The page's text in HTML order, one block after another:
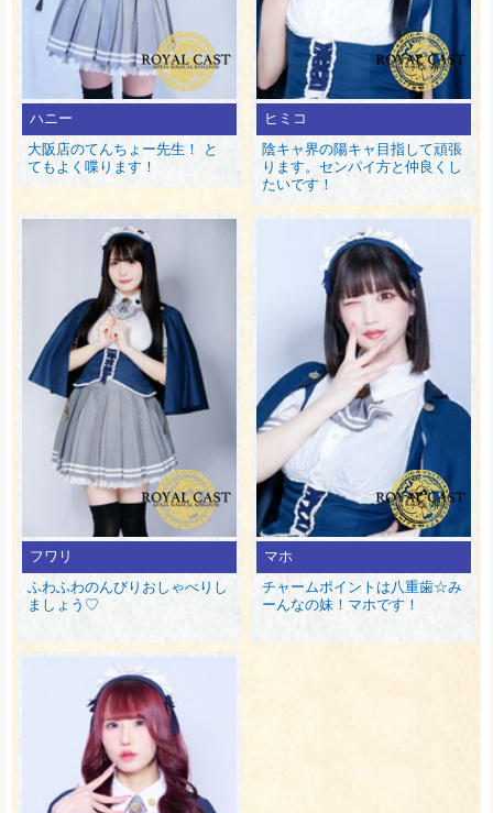
ハニー
大阪店のてんちょー先生！ と
てもよく喋ります！
ヒミコ
陰キャ界の陽キャ目指して頑張
ります。センパイ方と仲良くし
たいです！
フワリ
ふわふわのんびりおしゃべりし
ましょう♡
マホ
チャームポイントは八重歯☆み
ーんなの妹！マホです！